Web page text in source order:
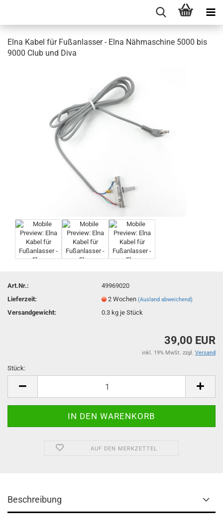
Elna Kabel für Fußanlasser - Elna Nähmaschine 5000 bis
9000 Club und Diva
Art.Nr.:
49969020
Lieferzeit:
2 Wochen(Ausland abweichend)
Versandgewicht: 0.3 kg je Stück
39,00 EUR
inkl. 19% MwSt. zzgl. Versand
Stück:
AUF DEN MERKZETTEL
Beschreibung